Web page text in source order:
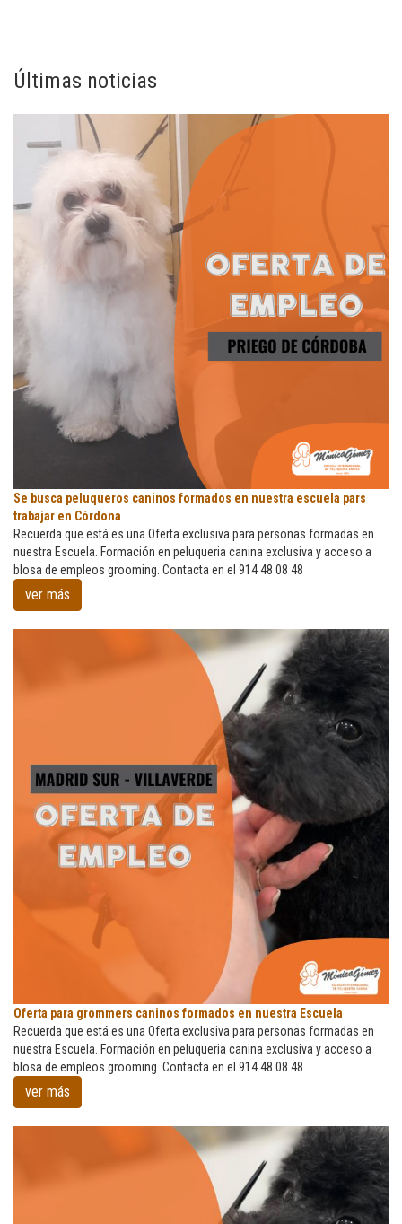
Últimas noticias
Se
busca
peluqueros
caninos
formados
Se busca peluqueros caninos formados en nuestra escuela pars
trabajar en Córdona
Recuerda que está es una Oferta exclusiva para personas formadas en
nuestra Escuela. Formación en peluqueria canina exclusiva y acceso a
blosa de empleos grooming. Contacta en el 914 48 08 48
ver más
Oferta
para
grommers
caninos
formados
Oferta para grommers caninos formados en nuestra Escuela
Recuerda que está es una Oferta exclusiva para personas formadas en
nuestra Escuela. Formación en peluqueria canina exclusiva y acceso a
blosa de empleos grooming. Contacta en el 914 48 08 48
ver más